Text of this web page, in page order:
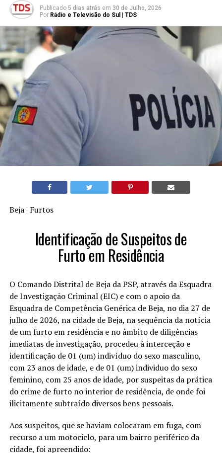
Publicado 5 dias atrás em 30 de Julho, 2026
Por Rádio e Televisão do Sul | TDS
Beja | Furtos
Identificação de Suspeitos de
Furto em Residência
O Comando Distrital de Beja da PSP, através da Esquadra
de Investigação Criminal (EIC) e com o apoio da
Esquadra de Competência Genérica de Beja, no dia 27 de
julho de 2026, na cidade de Beja, na sequência da notícia
de um furto em residência e no âmbito de diligências
imediatas de investigação, procedeu à interceção e
identificação de 01 (um) indivíduo do sexo masculino,
com 23 anos de idade, e de 01 (um) individuo do sexo
feminino, com 25 anos de idade, por suspeitas da prática
do crime de furto no interior de residência, de onde foi
ilicitamente subtraído diversos bens pessoais.
Aos suspeitos, que se haviam colocaram em fuga, com
recurso a um motociclo, para um bairro periférico da
cidade, foi apreendido: